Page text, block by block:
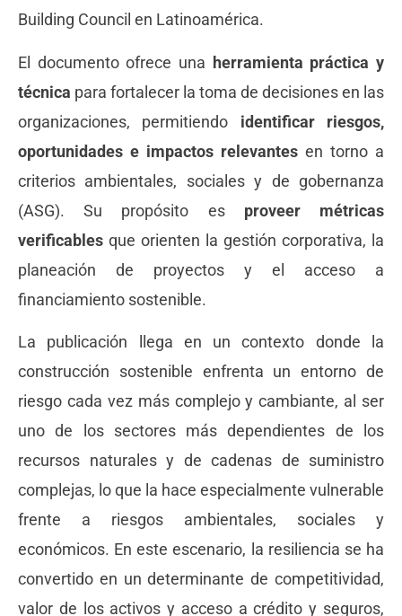
Building Council en Latinoamérica.
El documento ofrece una herramienta práctica y
técnica para fortalecer la toma de decisiones en las
organizaciones, permitiendo identificar riesgos,
oportunidades e impactos relevantes en torno a
criterios ambientales, sociales y de gobernanza
(ASG). Su propósito es proveer métricas
verificables que orienten la gestión corporativa, la
planeación de proyectos y el acceso a
financiamiento sostenible.
La publicación llega en un contexto donde la
construcción sostenible enfrenta un entorno de
riesgo cada vez más complejo y cambiante, al ser
uno de los sectores más dependientes de los
recursos naturales y de cadenas de suministro
complejas, lo que la hace especialmente vulnerable
frente a riesgos ambientales, sociales y
económicos. En este escenario, la resiliencia se ha
convertido en un determinante de competitividad,
valor de los activos y acceso a crédito y seguros,